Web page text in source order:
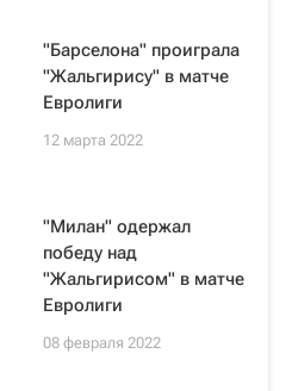
"Барселона" проиграла
"Жальгирису" в матче
Евролиги
12 марта 2022
"Милан" одержал
победу над
"Жальгирисом" в матче
Евролиги
08 февраля 2022